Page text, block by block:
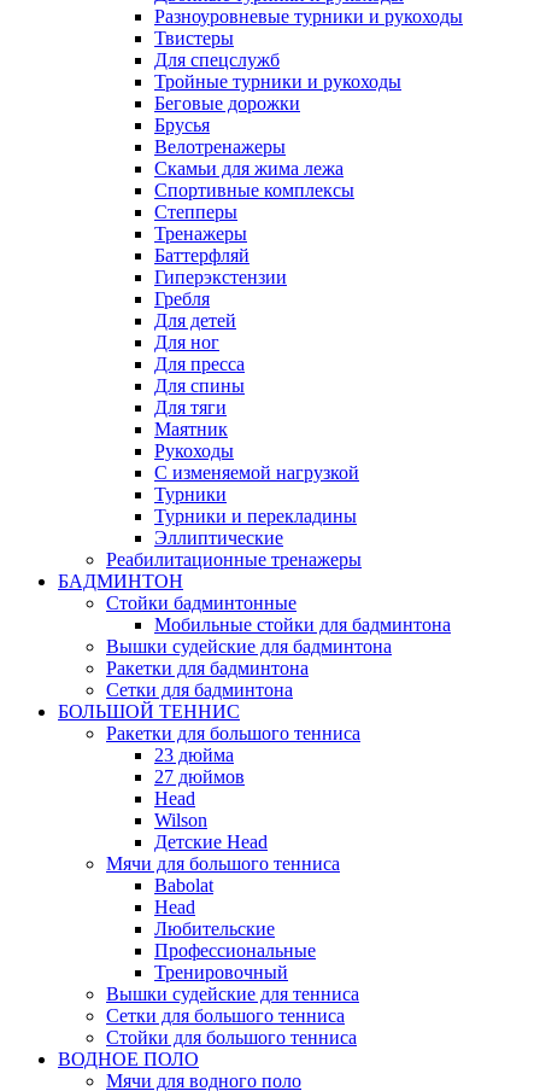
Разноуровневые турники и рукоходы
Твистеры
Для спецслужб
Тройные турники и рукоходы
Беговые дорожки
Брусья
Велотренажеры
Скамьи для жима лежа
Спортивные комплексы
Степперы
Тренажеры
Баттерфляй
Гиперэкстензии
Гребля
Для детей
Для ног
Для пресса
Для спины
Для тяги
Маятник
Рукоходы
С изменяемой нагрузкой
Турники
Турники и перекладины
Эллиптические
Реабилитационные тренажеры
БАДМИНТОН
Стойки бадминтонные
Мобильные стойки для бадминтона
Вышки судейские для бадминтона
Ракетки для бадминтона
Сетки для бадминтона
БОЛЬШОЙ ТЕННИС
Ракетки для большого тенниса
23 дюйма
27 дюймов
Head
Wilson
Детские Head
Мячи для большого тенниса
Babolat
Head
Любительские
Профессиональные
Тренировочный
Вышки судейские для тенниса
Сетки для большого тенниса
Стойки для большого тенниса
ВОДНОЕ ПОЛО
Мячи для водного поло